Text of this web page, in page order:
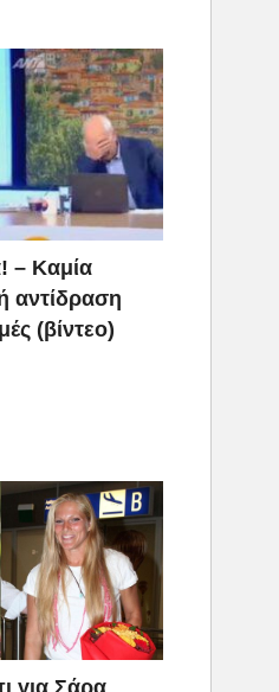
– Καμία
αντίδραση
(βίντεο)